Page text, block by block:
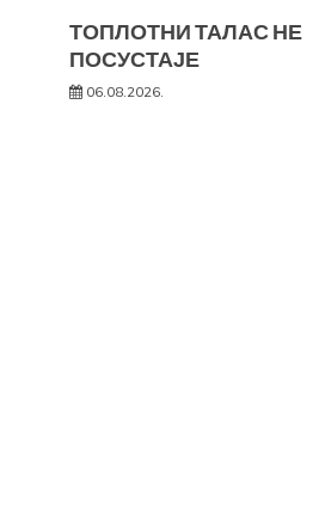
ТОПЛОТНИ ТАЛАС НЕ
ПОСУСТАЈЕ
06.08.2026.